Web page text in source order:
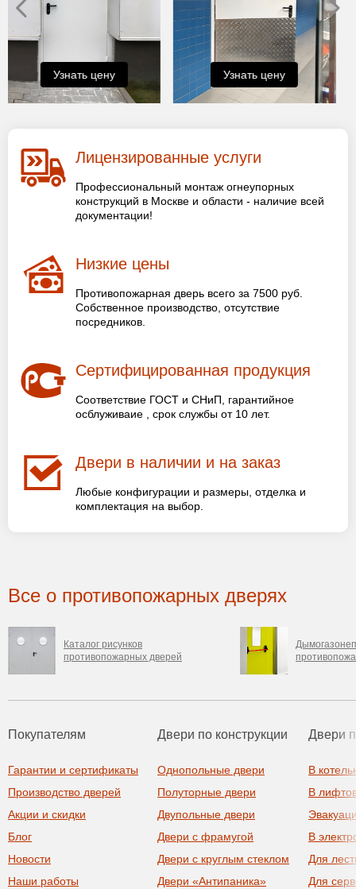
Узнать цену Узнать цену
Лицензированные услуги
Профессиональный монтаж огнеупорных
конструкций в Москве и области - наличие всей
документации!
Низкие цены
Противопожарная дверь всего за 7500 руб.
Собственное производство, отсутствие
посредников.
Сертифицированная продукция
Соответствие ГОСТ и СНиП, гарантийное
осблуживаие , срок службы от 10 лет.
Двери в наличии и на заказ
Любые конфигурации и размеры, отделка и
комплектация на выбор.
Все о противопожарных дверях
Каталог рисунков
противопожарных дверей
Покупателям
Гарантии и сертификаты
Производство дверей
Акции и скидки
Блог
Новости
Наши работы
Двери по конструкции
Однопольные двери
Полуторные двери
Двупольные двери
Двери с фрамугой
Двери с круглым стеклом
Двери «Антипаника»
Двери
В
В
В
Для
Для